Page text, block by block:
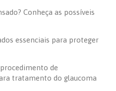
Conheça as possíveis
essenciais para proteger
de
tratamento do glaucoma